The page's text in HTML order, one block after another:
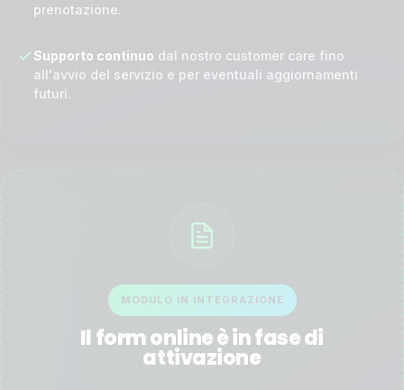
prenotazione.
Supporto continuo dal nostro customer care fino
all'avvio del servizio e per eventuali aggiornamenti
futuri.
MODULO IN INTEGRAZIONE
Il form online è in fase di
attivazione